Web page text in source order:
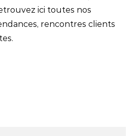
ici toutes nos
rencontres clients